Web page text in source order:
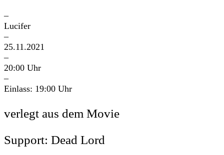
–
Lucifer
–
25.11.2021
–
20:00 Uhr
–
Einlass: 19:00 Uhr
verlegt aus dem Movie
Support: Dead Lord